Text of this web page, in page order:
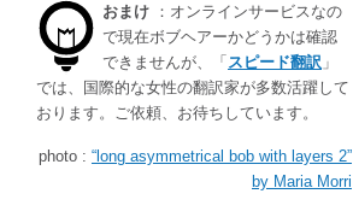
おまけ ：オンラインサービスなの
で現在ボブヘアーかどうかは確認
できませんが、「 スピード翻訳 」
では、国際的な女性の翻訳家が多数活躍して
おります。ご依頼、お待ちしています。
photo : “long asymmetrical bob with layers 2”
by Maria Morri